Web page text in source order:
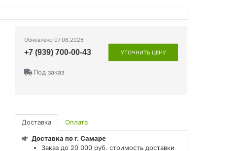
Обновлено 07.08.2026
+7 (939) 700-00-43 УТОЧНИТЬ ЦЕНУ
Под заказ
Доставка Оплата
Доставка по г. Самаре
Заказ до 20 000 руб. стоимость доставки